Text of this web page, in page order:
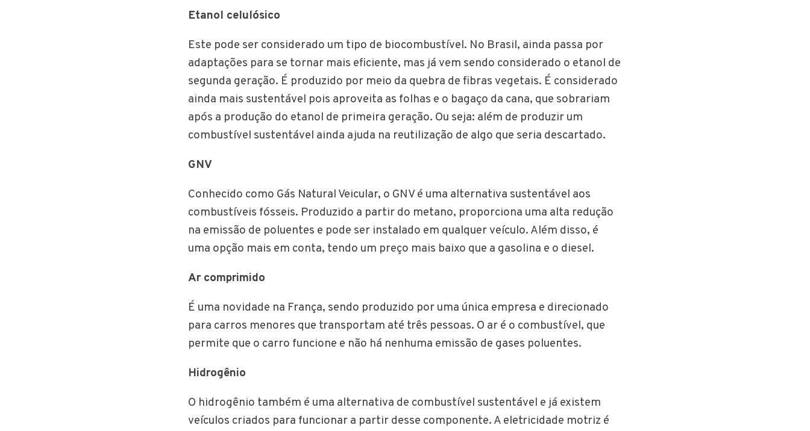
Etanol celulósico
Este pode ser considerado um tipo de biocombustível. No Brasil, ainda passa por
adaptações para se tornar mais eficiente, mas já vem sendo considerado o etanol de
segunda geração. É produzido por meio da quebra de fibras vegetais. É considerado
ainda mais sustentável pois aproveita as folhas e o bagaço da cana, que sobrariam
após a produção do etanol de primeira geração. Ou seja: além de produzir um
combustível sustentável ainda ajuda na reutilização de algo que seria descartado.
GNV
Conhecido como Gás Natural Veicular, o GNV é uma alternativa sustentável aos
combustíveis fósseis. Produzido a partir do metano, proporciona uma alta redução
na emissão de poluentes e pode ser instalado em qualquer veículo. Além disso, é
uma opção mais em conta, tendo um preço mais baixo que a gasolina e o diesel.
Ar comprimido
É uma novidade na França, sendo produzido por uma única empresa e direcionado
para carros menores que transportam até três pessoas. O ar é o combustível, que
permite que o carro funcione e não há nenhuma emissão de gases poluentes.
Hidrogênio
O hidrogênio também é uma alternativa de combustível sustentável e já existem
veículos criados para funcionar a partir desse componente. A eletricidade motriz é